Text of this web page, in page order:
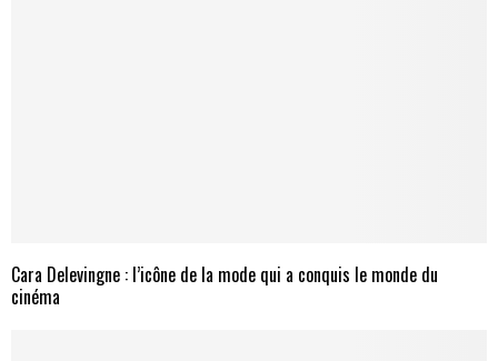
Cara Delevingne : l’icône de la mode qui a conquis le monde du
cinéma